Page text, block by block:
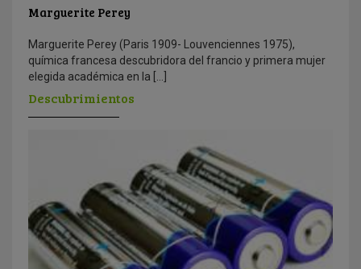
Marguerite Perey
Marguerite Perey (Paris 1909- Louvenciennes 1975),
química francesa descubridora del francio y primera mujer
elegida académica en la […]
Descubrimientos